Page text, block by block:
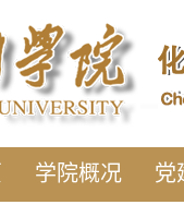
学院概况 党